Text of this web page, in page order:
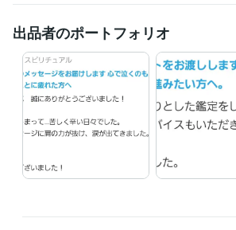
占い タロット占い
アダルトチルドレン
出品者のポートフォリオ